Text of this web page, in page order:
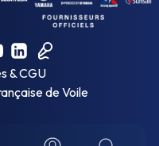
& CGU
de Voile